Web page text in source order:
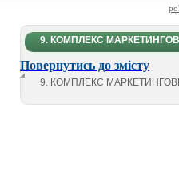
9. КОМПЛЕКС
Повернутись до змісту
9. КОМПЛЕКС